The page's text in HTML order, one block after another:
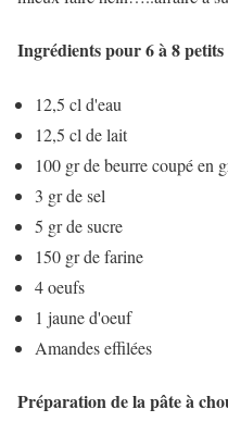
Ingrédients pour 6 à 8
12,5 cl d'eau
12,5 cl de lait
100 gr de beurre coupé en
3 gr de sel
5 gr de sucre
150 gr de farine
4 oeufs
1 jaune d'oeuf
Amandes effilées
Préparation de la pâte à